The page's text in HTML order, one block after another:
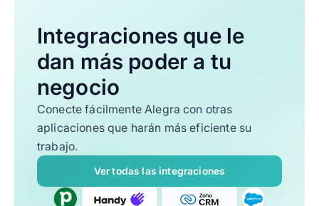
Integraciones que le
dan más poder a tu
negocio
Conecte fácilmente Alegra con otras
aplicaciones que harán más eficiente su
trabajo.
Ver todas las integraciones